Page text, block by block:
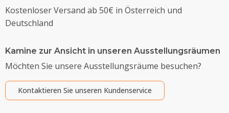
Kostenloser Versand ab 50€ in Österreich und
Deutschland
Kamine zur Ansicht in unseren Ausstellungsräumen
Möchten Sie unsere Ausstellungsräume besuchen?
Kontaktieren Sie unseren Kundenservice